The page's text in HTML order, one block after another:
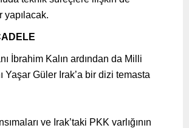
yapılacak.
İbrahim Kalın ardından da Milli
Yaşar Güler Irak’a bir dizi temasta
ve Irak’taki PKK varlığının